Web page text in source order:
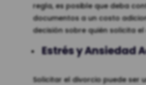
regla, es posible que deba
documentos a un costo
decisión sobre quién solicita
Estrés y Ansiedad
Solicitar el divorcio puede ser